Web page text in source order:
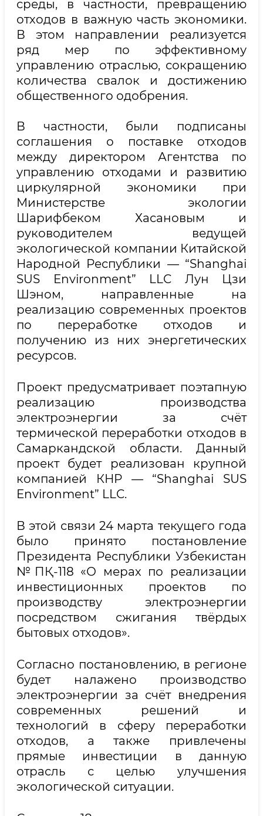
среды, в частности, превращению
отходов в важную часть экономики.
В этом направлении реализуется
ряд мер по эффективному
управлению отраслью, сокращению
количества свалок и достижению
общественного одобрения.
В частности, были подписаны
соглашения о поставке отходов
между директором Агентства по
управлению отходами и развитию
циркулярной экономики при
Министерстве экологии
Шарифбеком Хасановым и
руководителем ведущей
экологической компании Китайской
Народной Республики — “Shanghai
SUS Environment” LLC Лун Цзи
Шэном, направленные на
реализацию современных проектов
по переработке отходов и
получению из них энергетических
ресурсов.
Проект предусматривает поэтапную
реализацию производства
электроэнергии за счёт
термической переработки отходов в
Самаркандской области. Данный
проект будет реализован крупной
компанией КНР — “Shanghai SUS
Environment” LLC.
В этой связи 24 марта текущего года
было принято постановление
Президента Республики Узбекистан
№ПҚ-118 «О мерах по реализации
инвестиционных проектов по
производству электроэнергии
посредством сжигания твёрдых
бытовых отходов».
Согласно постановлению, в регионе
будет налажено производство
электроэнергии за счёт внедрения
современных решений и
технологий в сферу переработки
отходов, а также привлечены
прямые инвестиции в данную
отрасль с целью улучшения
экологической ситуации.